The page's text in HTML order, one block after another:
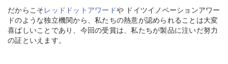
だからこそレッドドットアワードや ドイツイノベーションアワー
ドのような独立機関から、私たちの熱意が認められることは大変
喜ばしいことであり、今回の受賞は、私たちが製品に注いだ努力
の証といえます。